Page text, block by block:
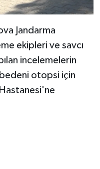
Jandarma
ekipleri ve savcı
incelemelerin
bedeni otopsi için